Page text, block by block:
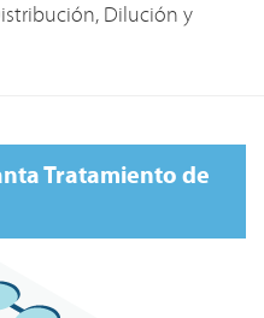
Dilución y
Tratamiento de